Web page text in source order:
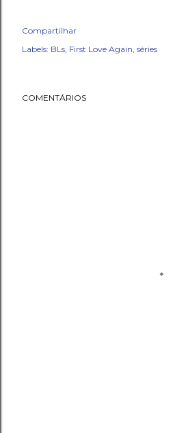
Compartilhar
Labels: BLs First Love Again séries
COMENTÁRIOS